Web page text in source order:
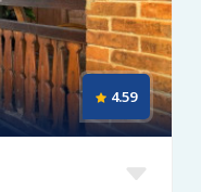
4.59